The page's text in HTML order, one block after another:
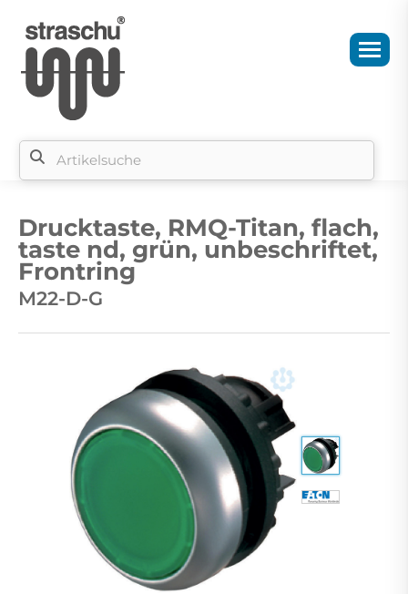
Drucktaste, RMQ-Titan, flach,
taste nd, grün, unbeschriftet,
Frontring
M22-D-G